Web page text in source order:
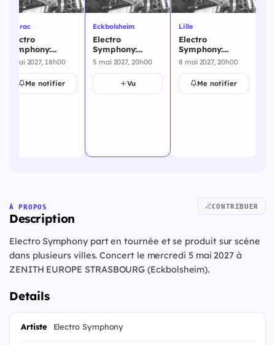
Floirac
Electro
Symphony:
Orchestra Dance
Party - Floirac -
2 mai 2027
2 mai 2027, 18h00
Me notifier
Eckbolsheim
Electro
Symphony:
Orchestra Dance
Eckbolsheim - 5
mai 2027
5 mai 2027, 20h00
Vu
Lille
Electro
Symphony:
Orchestra Dance
Party - Electro
Symphony:orchestra
Dance Party -
8 mai 2027, 20h00
Me notifier
À PROPOS
Description
CONTRIBUER
Electro Symphony part en tournée et se produit sur scène
dans plusieurs villes. Concert le mercredi 5 mai 2027 à
ZENITH EUROPE STRASBOURG (Eckbolsheim).
Details
Artiste Electro Symphony